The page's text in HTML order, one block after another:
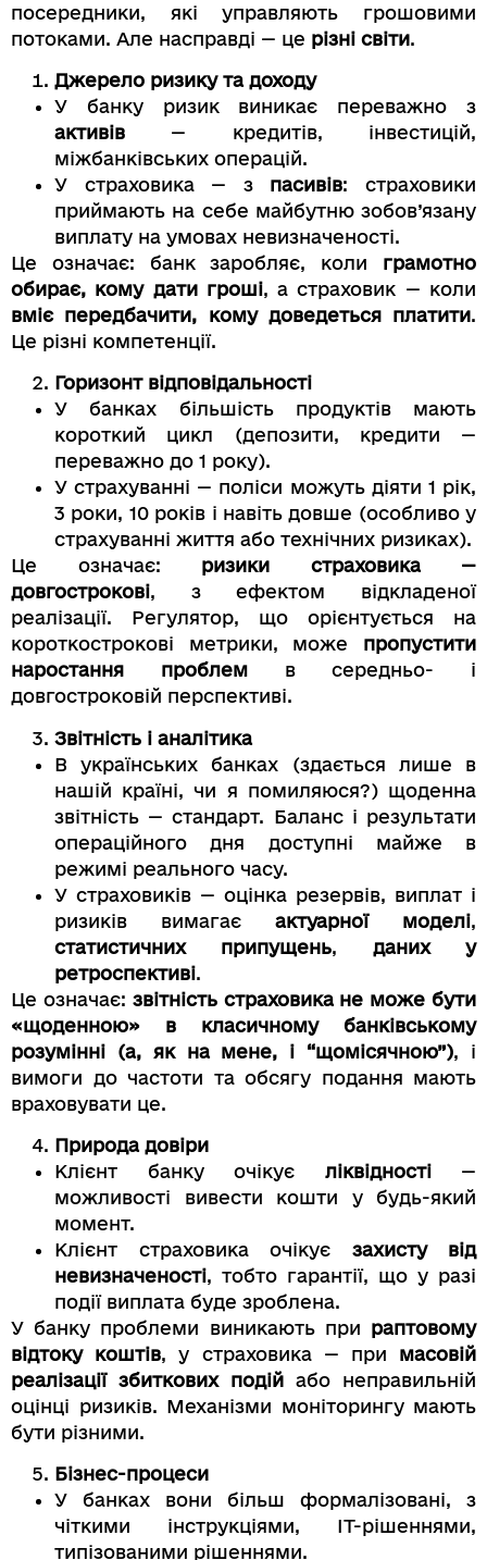
посередники, які управляють грошовими
потоками. Але насправді — це різні світи.
Джерело ризику та доходу
У банку ризик виникає переважно з
активів — кредитів, інвестицій,
міжбанківських операцій.
У страховика — з пасивів: страховики
приймають на себе майбутню зобов’язану
виплату на умовах невизначеності.
Це означає: банк заробляє, коли грамотно
обирає, кому дати гроші, а страховик — коли
вміє передбачити, кому доведеться платити.
Це різні компетенції.
Горизонт відповідальності
У банках більшість продуктів мають
короткий цикл (депозити, кредити —
переважно до 1 року).
У страхуванні — поліси можуть діяти 1 рік,
3 роки, 10 років і навіть довше (особливо у
страхуванні життя або технічних ризиках).
Це означає: ризики страховика —
довгострокові, з ефектом відкладеної
реалізації. Регулятор, що орієнтується на
короткострокові метрики, може пропустити
наростання проблемв середньо- і
довгостроковій перспективі.
Звітність і аналітика
В українських банках (здається лише в
нашій країні, чи я помиляюся?) щоденна
звітність — стандарт. Баланс і результати
операційного дня доступні майже в
режимі реального часу.
У страховиків — оцінка резервів, виплат і
ризиків вимагає актуарної моделі,
статистичних припущень, даних у
ретроспективі.
Це означає: звітність страховика не може бути
«щоденною» в класичному банківському
розумінні (а, як на мене, і “щомісячною”), і
вимоги до частоти та обсягу подання мають
враховувати це.
Природа довіри
Клієнт банку очікує ліквідності—
можливості вивести кошти у будь-який
момент.
Клієнт страховика очікує захисту від
невизначеності, тобто гарантії, що у разі
події виплата буде зроблена.
У банку проблеми виникають при раптовому
відтоку коштів, у страховика — при масовій
реалізації збиткових подій або неправильній
оцінці ризиків. Механізми моніторингу мають
бути різними.
Бізнес-процеси
У банках вони більш формалізовані, з
чіткими інструкціями, ІТ-рішеннями,
типізованими рішеннями.